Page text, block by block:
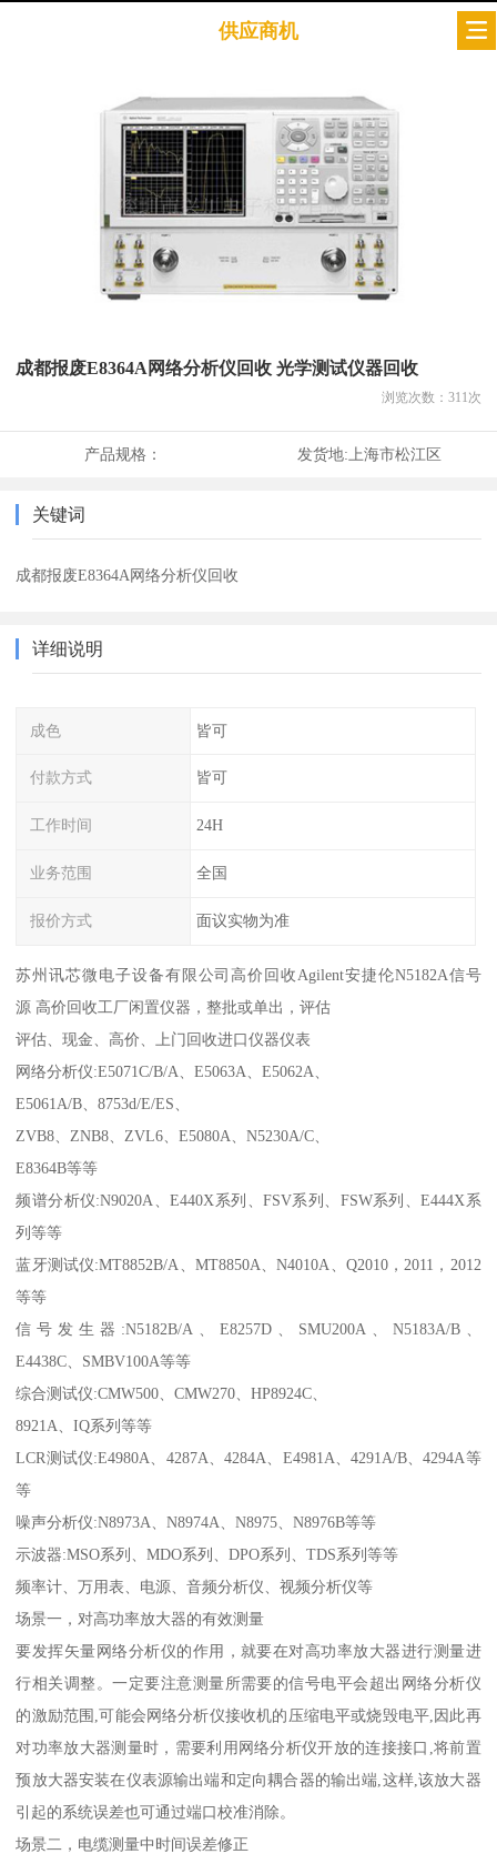
供应商机
成都报废E8364A网络分析仪回收 光学测试仪器回收
浏览次数： 311 次
产品规格： 发货地:上海市松江区
关键词
成都报废E8364A网络分析仪回收
详细说明
成色 皆可
付款方式 皆可
工作时间 24H
业务范围 全国
报价方式 面议实物为准
苏州讯芯微电子设备有限公司高价回收Agilent安捷伦N5182A信号
源 高价回收工厂闲置仪器，整批或单出，评估
评估、现金、高价、上门回收进口仪器仪表
网络分析仪:E5071C/B/A、E5063A、E5062A、
E5061A/B、8753d/E/ES、
ZVB8、ZNB8、ZVL6、E5080A、N5230A/C、
E8364B等等
频谱分析仪:N9020A、E440X系列、FSV系列、FSW系列、E444X系
列等等
蓝牙测试仪:MT8852B/A、MT8850A、N4010A、Q2010，2011，2012
等等
信号发生器:N5182B/A、E8257D、SMU200A、N5183A/B、
E4438C、SMBV100A等等
综合测试仪:CMW500、CMW270、HP8924C、
8921A、IQ系列等等
LCR测试仪:E4980A、4287A、4284A、E4981A、4291A/B、4294A等
等
噪声分析仪:N8973A、N8974A、N8975、N8976B等等
示波器:MSO系列、MDO系列、DPO系列、TDS系列等等
频率计、万用表、电源、音频分析仪、视频分析仪等
场景一，对高功率放大器的有效测量
要发挥矢量网络分析仪的作用，就要在对高功率放大器进行测量进
行相关调整。一定要注意测量所需要的信号电平会超出网络分析仪
的激励范围,可能会网络分析仪接收机的压缩电平或烧毁电平,因此再
对功率放大器测量时，需要利用网络分析仪开放的连接接口,将前置
预放大器安装在仪表源输出端和定向耦合器的输出端,这样,该放大器
引起的系统误差也可通过端口校准消除。
场景二，电缆测量中时间误差修正